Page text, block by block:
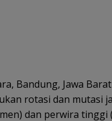
Bandung, Jawa
rotasi dan mutasi
dan perwira